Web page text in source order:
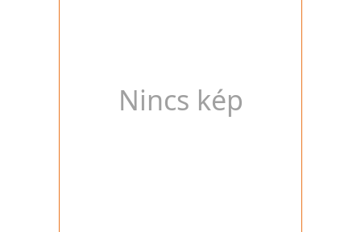
Nincs kép